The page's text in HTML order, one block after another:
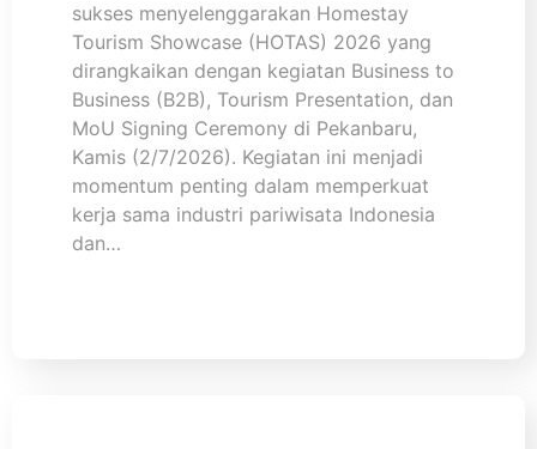
sukses menyelenggarakan Homestay
Tourism Showcase (HOTAS) 2026 yang
dirangkaikan dengan kegiatan Business to
Business (B2B), Tourism Presentation, dan
MoU Signing Ceremony di Pekanbaru,
Kamis (2/7/2026). Kegiatan ini menjadi
momentum penting dalam memperkuat
kerja sama industri pariwisata Indonesia
dan…